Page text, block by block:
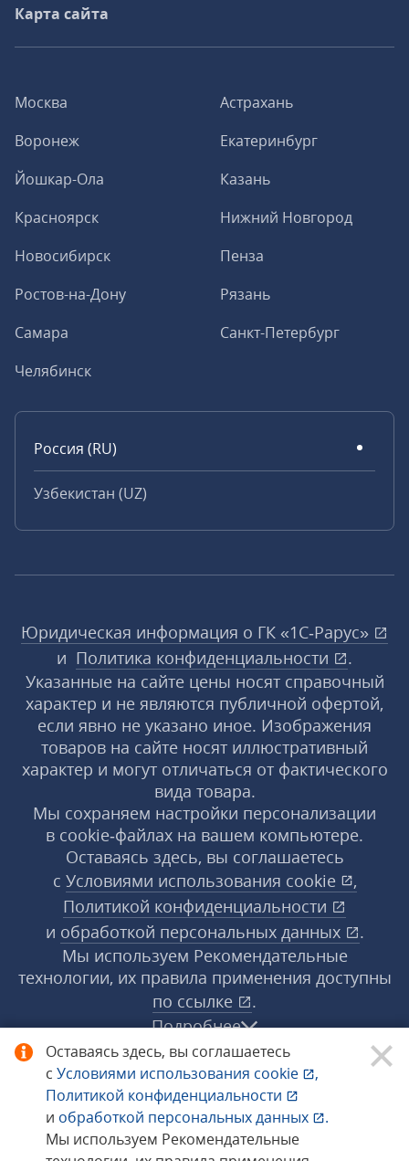
Оставаясь здесь, вы соглашаетесь
с Условиями использования cookie
,
Политикой конфиденциальности
и обработкой персональных данных
.
Мы используем Рекомендательные
Москва
Астрахань
Воронеж
Екатеринбург
Йошкар-Ола
Казань
Красноярск
Нижний Новгород
Новосибирск
Пенза
Ростов-на-Дону
Рязань
Самара
Санкт-Петербург
Челябинск
Россия (RU)
Узбекистан (UZ)
Карта сайта
Юридическая информация о ГК «1С‑Рарус»
и Политика конфиденциальности
.
Указанные на сайте цены носят справочный
характер и не являются публичной офертой,
если явно не указано иное. Изображения
товаров на сайте носят иллюстративный
характер и могут отличаться от фактического
вида товара.
Мы сохраняем настройки персонализации
в cookie‑файлах на вашем компьютере.
Оставаясь здесь, вы соглашаетесь
с Условиями использования cookie
,
Политикой конфиденциальности
и обработкой персональных данных
.
Мы используем Рекомендательные
технологии, их правила применения доступны
по ссылке
.
Подробнее
© 1998−2026 «1С‑Рарус» ®. Все права
защищены.